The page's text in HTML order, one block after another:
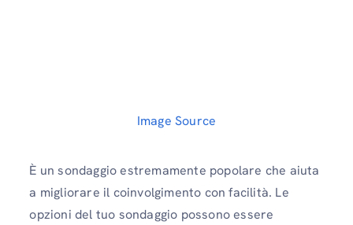
Image Source
È un sondaggio estremamente popolare che aiuta
a migliorare il coinvolgimento con facilità. Le
opzioni del tuo sondaggio possono essere